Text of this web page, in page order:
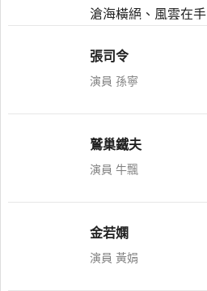
滄海橫絕、風雲在手
張司令
演員 孫寧
鷲巢鐵夫
演員 牛飄
金若嫻
演員 黃娟